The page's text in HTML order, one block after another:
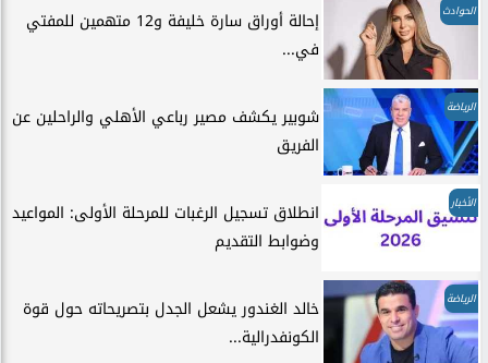
الحوادث
إحالة أوراق سارة خليفة و12 متهمين للمفتي
في...
الرياضة
شوبير يكشف مصير رباعي الأهلي والراحلين عن
الفريق
الأخبار
انطلاق تسجيل الرغبات للمرحلة الأولى: المواعيد
وضوابط التقديم
الرياضة
خالد الغندور يشعل الجدل بتصريحاته حول قوة
الكونفدرالية...